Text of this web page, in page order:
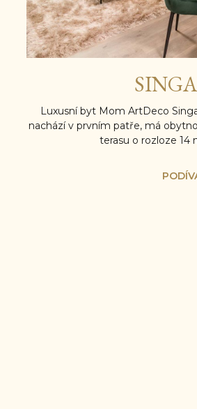
Luxusní byt Mom ArtDeco
nachází v prvním patře, má
terasu o rozloze 14